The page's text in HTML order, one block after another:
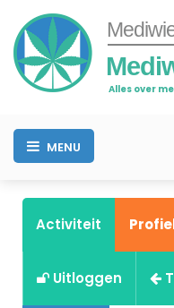
Alles over
MENU
Activiteit
Uitloggen